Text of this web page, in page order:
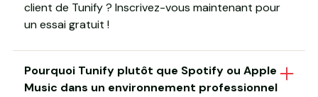
client de Tunify ? Inscrivez-vous maintenant pour
un essai gratuit !
Pourquoi Tunify plutôt que Spotify ou Apple
Music dans un environnement professionnel